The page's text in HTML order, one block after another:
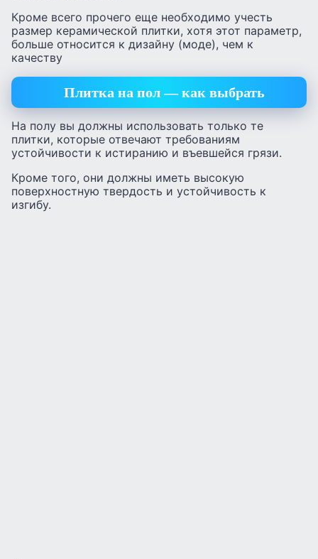
Кроме всего прочего еще необходимо учесть
размер керамической плитки, хотя этот параметр,
больше относится к дизайну (моде), чем к
качеству
Плитка на пол — как выбрать
На полу вы должны использовать только те
плитки, которые отвечают требованиям
устойчивости к истиранию и въевшейся грязи.
Кроме того, они должны иметь высокую
поверхностную твердость и устойчивость к
изгибу.